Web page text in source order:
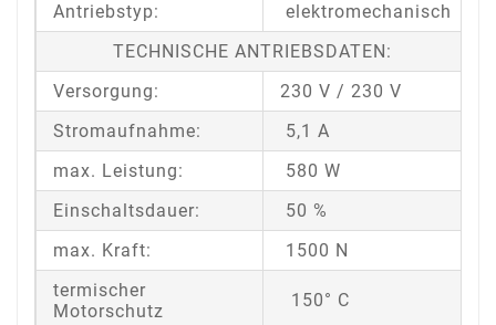
Antriebstyp:
elektromechanisch
TECHNISCHE ANTRIEBSDATEN:
Versorgung:
230 V / 230 V
Stromaufnahme:
5,1 A
max. Leistung:
580 W
Einschaltsdauer:
50 %
max. Kraft:
1500 N
termischer
Motorschutz
150° C